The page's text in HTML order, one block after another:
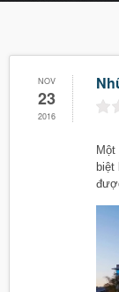
NOV
23
2016
Một
biệt